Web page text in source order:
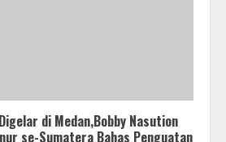
di Medan,Bobby Nasution
se-Sumatera Bahas Penguatan